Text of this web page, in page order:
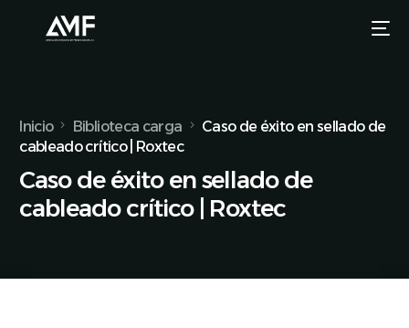
Inicio Biblioteca carga
Caso de éxito en sellado de
cableado crítico | Roxtec
Caso de éxito en sellado de
cableado crítico | Roxtec